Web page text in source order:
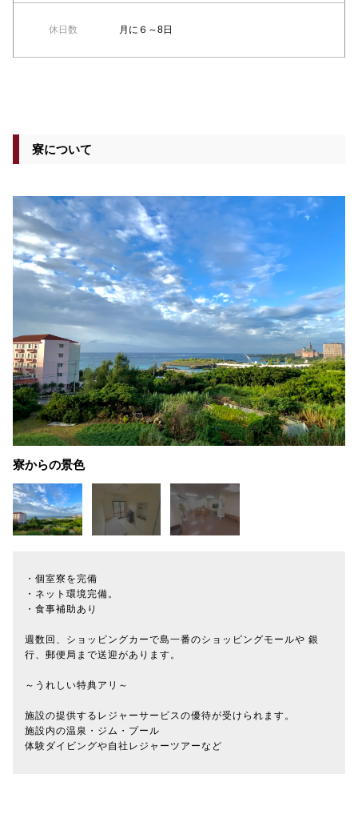
休日数 月に６～8日
寮について
寮からの景色
・個室寮を完備
・ネット環境完備。
・食事補助あり
週数回、ショッピングカーで島一番のショッピングモールや 銀
行、郵便局まで送迎があります。
～うれしい特典アリ～
施設の提供するレジャーサービスの優待が受けられます。
施設内の温泉・ジム・プール
体験ダイビングや自社レジャーツアーなど